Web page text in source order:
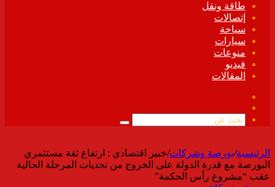
طاقة ونقل
إتصالات
سياحة
سيارات
منوعات
فيديو
المقالات
الموقع
بحث
الرئيسية/بورصة وشركات/خبير اقتصادي : ارتفاع ثقة مستثمري
البورصة مع قدرة الدولة على الخروج من تحديات المرحلة الحالية
عقب “مشروع رأس الحكمة”